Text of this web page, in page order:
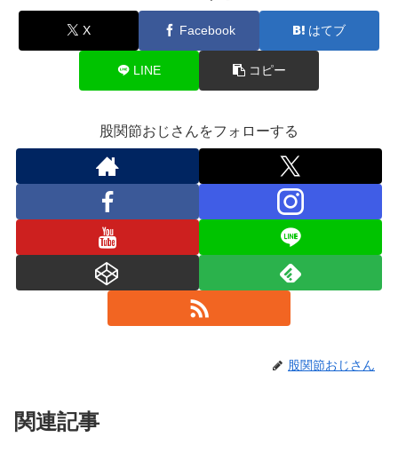
X Facebook はてブ
LINE コピー
股関節おじさんをフォローする
股関節おじさん
関連記事